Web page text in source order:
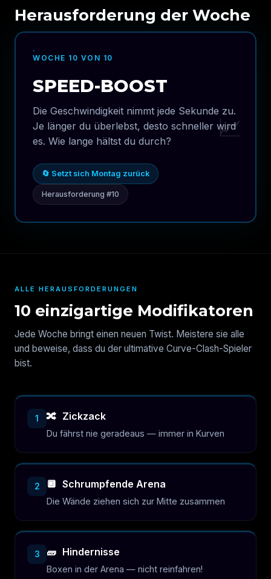
Herausforderung der Woche
WOCHE 10 VON 10
SPEED-BOOST
Die Geschwindigkeit nimmt jede Sekunde zu.
Je länger du überlebst, desto schneller wird
es. Wie lange hältst du durch?
🔄 Setzt sich Montag zurück
Herausforderung #10
📈
ALLE HERAUSFORDERUNGEN
10 einzigartige Modifikatoren
Jede Woche bringt einen neuen Twist. Meistere sie alle
und beweise, dass du der ultimative Curve-Clash-Spieler
bist.
1 🔀 Zickzack
Du fährst nie geradeaus — immer in Kurven
2 🔲 Schrumpfende Arena
Die Wände ziehen sich zur Mitte zusammen
3 🧱 Hindernisse
Boxen in der Arena — nicht reinfahren!